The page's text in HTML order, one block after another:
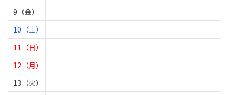
9（金）
10（土）
11（日）
12（月）
13（火）